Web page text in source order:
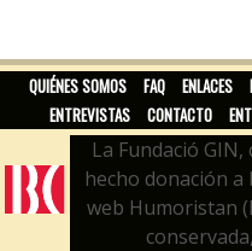
QUIÉNES SOMOS FAQ ENLACES
ENTREVISTAS
CONTACTO
La Fundació
hecho donación a
web Humoristan